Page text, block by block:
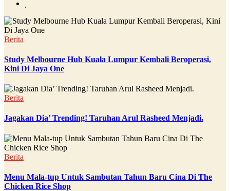
Berita
Study Melbourne Hub Kuala Lumpur Kembali Beroperasi,
Kini Di Jaya One
Berita
Jagakan Dia’ Trending! Taruhan Arul Rasheed Menjadi.
Berita
Menu Mala-tup Untuk Sambutan Tahun Baru Cina Di The
Chicken Rice Shop